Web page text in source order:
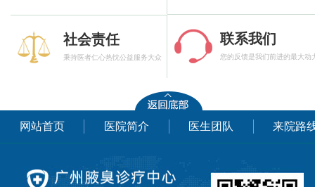
社会责任
秉持医者仁心热忱公益服务大众
联系我们
您的反馈是我们前进的最大动
网站首页 医院简介 医生团队 来院路